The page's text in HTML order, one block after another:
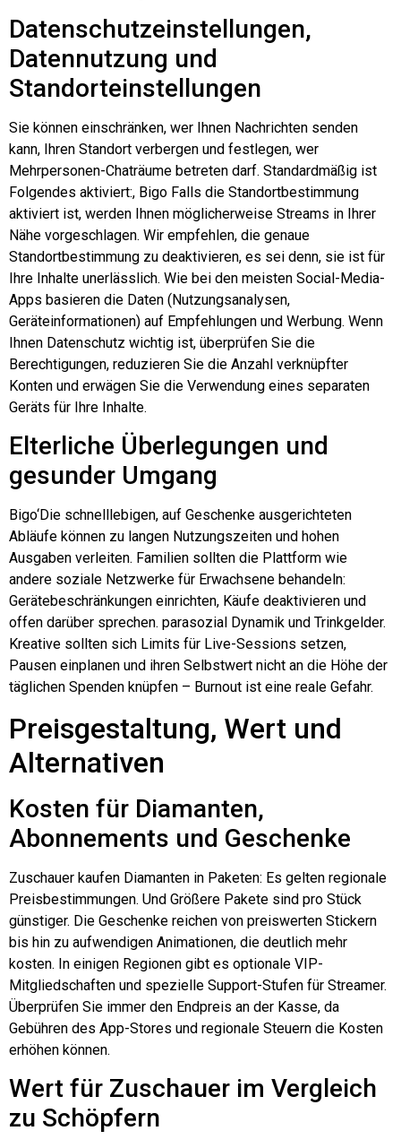
Datenschutzeinstellungen,
Datennutzung und
Standorteinstellungen
Sie können einschränken, wer Ihnen Nachrichten senden
kann, Ihren Standort verbergen und festlegen, wer
Mehrpersonen-Chaträume betreten darf. Standardmäßig ist
Folgendes aktiviert:, Bigo Falls die Standortbestimmung
aktiviert ist, werden Ihnen möglicherweise Streams in Ihrer
Nähe vorgeschlagen. Wir empfehlen, die genaue
Standortbestimmung zu deaktivieren, es sei denn, sie ist für
Ihre Inhalte unerlässlich. Wie bei den meisten Social-Media-
Apps basieren die Daten (Nutzungsanalysen,
Geräteinformationen) auf Empfehlungen und Werbung. Wenn
Ihnen Datenschutz wichtig ist, überprüfen Sie die
Berechtigungen, reduzieren Sie die Anzahl verknüpfter
Konten und erwägen Sie die Verwendung eines separaten
Geräts für Ihre Inhalte.
Elterliche Überlegungen und
gesunder Umgang
Bigo‘Die schnelllebigen, auf Geschenke ausgerichteten
Abläufe können zu langen Nutzungszeiten und hohen
Ausgaben verleiten. Familien sollten die Plattform wie
andere soziale Netzwerke für Erwachsene behandeln:
Gerätebeschränkungen einrichten, Käufe deaktivieren und
offen darüber sprechen. parasozial Dynamik und Trinkgelder.
Kreative sollten sich Limits für Live-Sessions setzen,
Pausen einplanen und ihren Selbstwert nicht an die Höhe der
täglichen Spenden knüpfen – Burnout ist eine reale Gefahr.
Preisgestaltung, Wert und
Alternativen
Kosten für Diamanten,
Abonnements und Geschenke
Zuschauer kaufen Diamanten in Paketen: Es gelten regionale
Preisbestimmungen. Und Größere Pakete sind pro Stück
günstiger. Die Geschenke reichen von preiswerten Stickern
bis hin zu aufwendigen Animationen, die deutlich mehr
kosten. In einigen Regionen gibt es optionale VIP-
Mitgliedschaften und spezielle Support-Stufen für Streamer.
Überprüfen Sie immer den Endpreis an der Kasse, da
Gebühren des App-Stores und regionale Steuern die Kosten
erhöhen können.
Wert für Zuschauer im Vergleich
zu Schöpfern